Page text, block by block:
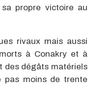
propre victoire au
rivaux mais aussi
à Conakry et à
des dégâts matériels
pas moins de trente